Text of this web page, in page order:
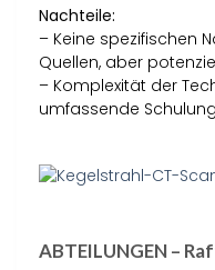
Nachteile:
– Keine spezifischen
Quellen, aber
– Komplexität der
umfassende
ABTEILUNGEN –